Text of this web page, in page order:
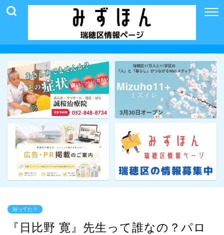
知ってた？
『日比野 寛』先生って誰なの？パロ